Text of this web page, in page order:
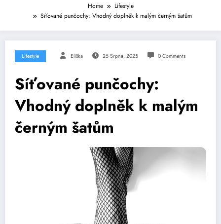
Home
Lifestyle
Síťované punčochy: Vhodný doplněk k malým černým šatům
Lifestyle Eliška 25 Srpna, 2025 0 Comments
Síťované punčochy:
Vhodný doplněk k malým
černým šatům